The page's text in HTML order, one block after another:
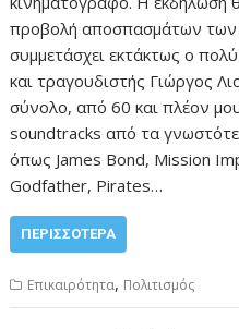
προβολή αποσπασμάτων των
συμμετάσχει εκτάκτως ο
και τραγουδιστής Γιώργος
σύνολο, από 60 και πλέον
soundtracks από τα
όπως James Bond, Mission
Godfather, Pirates…
ΠΕΡΙΣΣΌΤΕΡΑ
Επικαιρότητα, Πολιτισμός